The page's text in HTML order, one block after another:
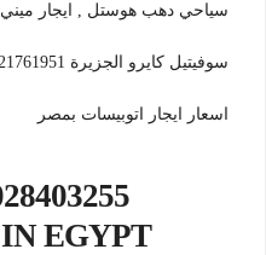
سياحي دهب هوستل , ايجار ميني
سوفيتيل كايرو الجزيرة 00201121761951,
اسعار ايجار اتوبيسات بمصر
EGYPT